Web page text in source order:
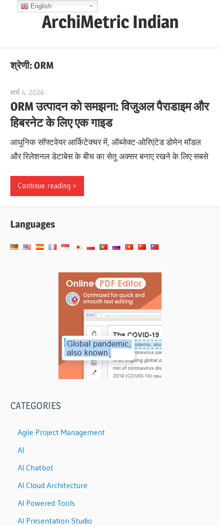
ArchiMetric Indian
Ops,
Agile
and
More
श्रेणी:ORM
मार्च 4, 2026
ORM उत्पादन को समझना: विजुअल पैराडाइम और
हिबरनेट के लिए एक गाइड
आधुनिक सॉफ्टवेयर आर्किटेक्चर में, ऑब्जेक्ट-ओरिएंटेड डोमेन मॉडल
और रिलेशनल डेटाबेस के बीच का सेतु अक्सर बनाए रखने के लिए सबसे
Continue reading
Languages
CATEGORIES
Agile Project Management
AI
AI Chatbot
AI Cloud Architecture
AI Powered Tools
AI Presentation Studio
English